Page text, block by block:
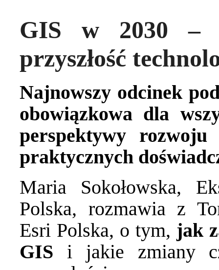
GIS w 2030 –
przyszłość
Najnowszy odcinek
obowiązkowa dla
perspektywy
praktycznych
Maria Sokołowska,
Polska, rozmawia z
Esri Polska, o tym, jak
GIS i jakie zmiany